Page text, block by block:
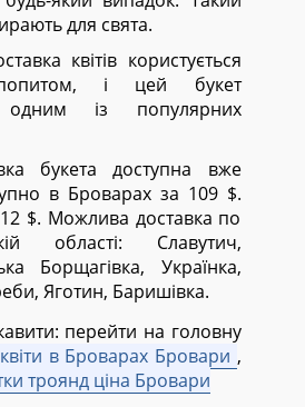
для свята.
квітів користується
попитом, і цей букет
одним із популярних
букета доступна вже
в Броварах за 109 $.
$. Можлива доставка по
області: Славутич,
Борщагівка, Українка,
Яготин, Баришівка.
перейти на головну
квіти в Броварах Бровари ,
троянд ціна Бровари